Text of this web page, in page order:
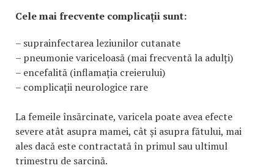
Cele mai frecvente complicații sunt:
– suprainfectarea leziunilor cutanate
– pneumonie variceloasă (mai frecventă la adulți)
– encefalită (inflamația creierului)
– complicații neurologice rare
La femeile însărcinate, varicela poate avea efecte
severe atât asupra mamei, cât și asupra fătului, mai
ales dacă este contractată în primul sau ultimul
trimestru de sarcină.